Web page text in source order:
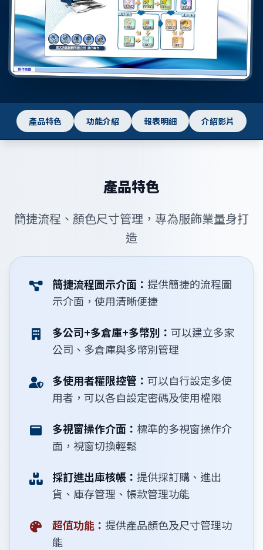
產品特色 功能介紹 報表明細 介紹影片
產品特色
簡捷流程、顏色尺寸管理，專為服飾業量身打
造
簡捷流程圖示介面： 提供簡捷的流程圖
示介面，使用清晰便捷
多公司+多倉庫+多幣別： 可以建立多家
公司、多倉庫與多幣別管理
多使用者權限控管： 可以自行設定多使
用者，可以各自設定密碼及使用權限
多視窗操作介面： 標準的多視窗操作介
面，視窗切換輕鬆
採訂進出庫核帳： 提供採訂購、進出
貨、庫存管理、帳款管理功能
超值功能： 提供產品顏色及尺寸管理功
能